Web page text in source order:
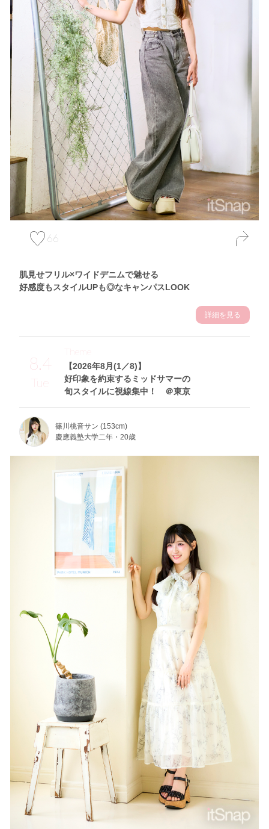
66
肌見せフリル×ワイドデニムで魅せる
好感度もスタイルUPも◎なキャンパスLOOK
詳細を見る
8.4
Tue
【2026年8月(1／8)】
好印象を約束するミッドサマーの
旬スタイルに視線集中！ ＠東京
Theme
篠川桃音サン (153cm)
慶應義塾大学二年・20歳